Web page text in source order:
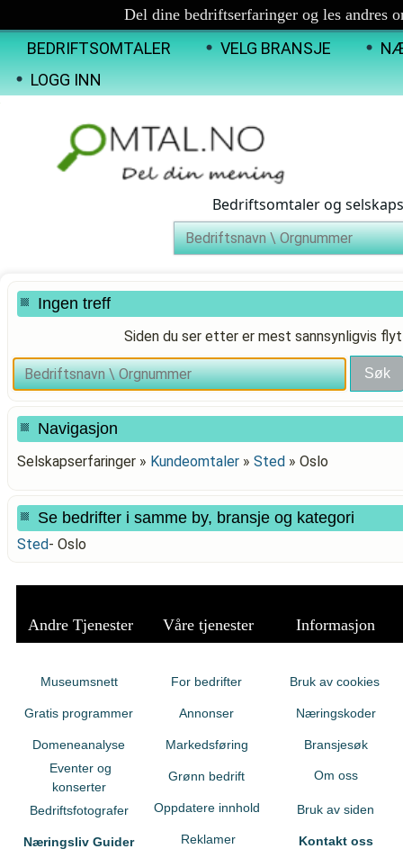
Del dine bedriftserfaringer og les andres
BEDRIFTSOMTALER VELG BRANSJE
LOGG INN
Bedriftsomtaler og
Ingen treff
Siden du ser etter er mest sannsynligvis
Navigasjon
Selskapserfaringer » Kundeomtaler » Sted » Oslo
Se bedrifter i samme by, bransje og kategori
Sted- Oslo
Andre Tjenester Våre tjenester Informasjon
Museumsnett
Gratis programmer
Domeneanalyse
Eventer og
konserter
Bedriftsfotografer
Næringsliv Guider
For bedrifter
Annonser
Markedsføring
Grønn bedrift
Oppdatere innhold
Reklamer
Bruk av cookies
Næringskoder
Bransjesøk
Om oss
Bruk av siden
Kontakt oss